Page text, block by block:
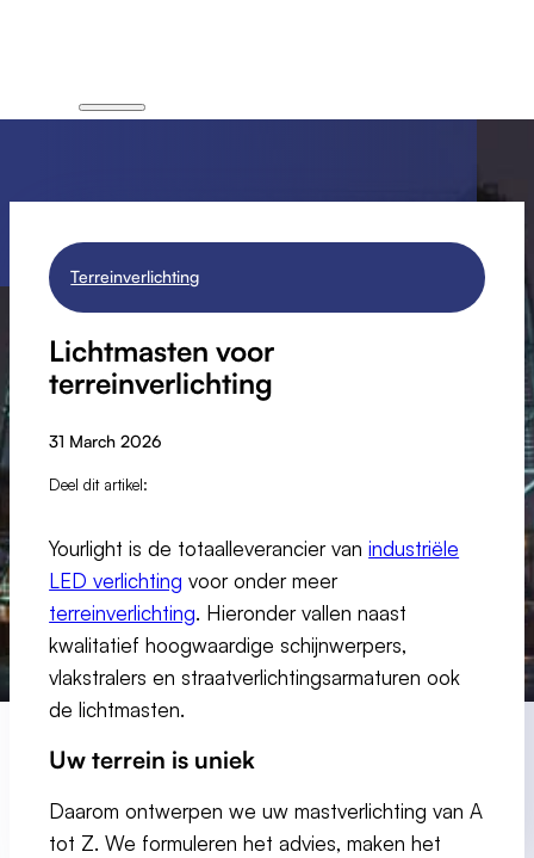
Terreinverlichting
Lichtmasten voor
terreinverlichting
31 March 2026
Deel dit artikel:
Yourlight is de totaalleverancier vanindustriële
LED verlichting voor onder meer
terreinverlichting. Hieronder vallen naast
kwalitatief hoogwaardige schijnwerpers,
vlakstralers en straatverlichtingsarmaturen ook
de lichtmasten.
Uw terrein is uniek
Daarom ontwerpen we uw mastverlichting van A
tot Z. We formuleren het advies, maken het